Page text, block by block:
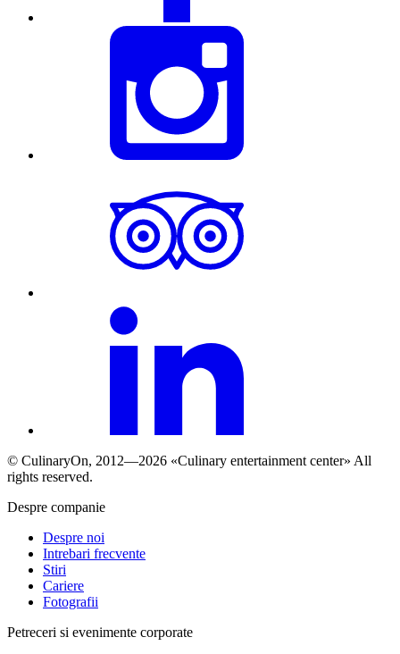
© СulinaryOn, 2012—2026 «Culinary entertainment center» All
rights reserved.
Despre companie
Despre noi
Intrebari frecvente
Stiri
Cariere
Fotografii
Petreceri si evenimente corporate